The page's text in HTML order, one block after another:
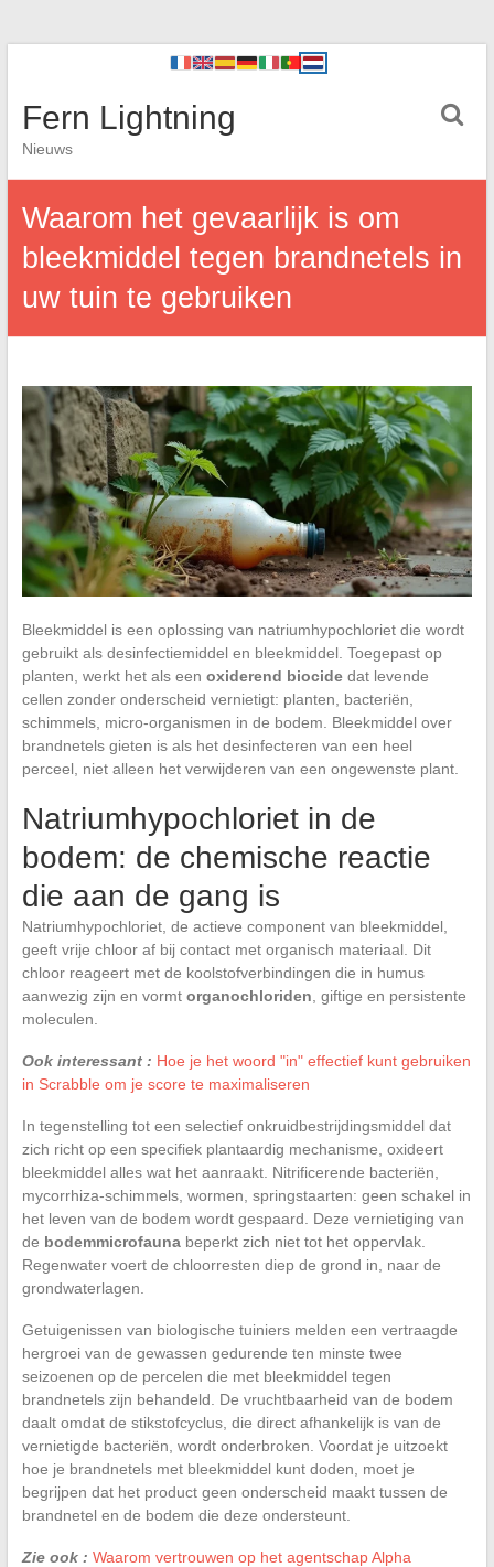
Fern Lightning
Nieuws
Waarom het gevaarlijk is om
bleekmiddel tegen brandnetels in
uw tuin te gebruiken
Bleekmiddel is een oplossing van natriumhypochloriet die wordt
gebruikt als desinfectiemiddel en bleekmiddel. Toegepast op
planten, werkt het als een oxiderend biocidedat levende
cellen zonder onderscheid vernietigt: planten, bacteriën,
schimmels, micro-organismen in de bodem. Bleekmiddel over
brandnetels gieten is als het desinfecteren van een heel
perceel, niet alleen het verwijderen van een ongewenste plant.
Natriumhypochloriet in de
bodem: de chemische reactie
die aan de gang is
Natriumhypochloriet, de actieve component van bleekmiddel,
geeft vrije chloor af bij contact met organisch materiaal. Dit
chloor reageert met de koolstofverbindingen die in humus
aanwezig zijn en vormt organochloriden , giftige en persistente
moleculen.
Ook interessant : Hoe je het woord "in" effectief kunt gebruiken
in Scrabble om je score te maximaliseren
In tegenstelling tot een selectief onkruidbestrijdingsmiddel dat
zich richt op een specifiek plantaardig mechanisme, oxideert
bleekmiddel alles wat het aanraakt. Nitrificerende bacteriën,
mycorrhiza-schimmels, wormen, springstaarten: geen schakel in
het leven van de bodem wordt gespaard. Deze vernietiging van
de bodemmicrofaunabeperkt zich niet tot het oppervlak.
Regenwater voert de chloorresten diep de grond in, naar de
grondwaterlagen.
Getuigenissen van biologische tuiniers melden een vertraagde
hergroei van de gewassen gedurende ten minste twee
seizoenen op de percelen die met bleekmiddel tegen
brandnetels zijn behandeld. De vruchtbaarheid van de bodem
daalt omdat de stikstofcyclus, die direct afhankelijk is van de
vernietigde bacteriën, wordt onderbroken. Voordat je uitzoekt
hoe je brandnetels met bleekmiddel kunt doden, moet je
begrijpen dat het product geen onderscheid maakt tussen de
brandnetel en de bodem die deze ondersteunt.
Zie ook : Waarom vertrouwen op het agentschap Alpha